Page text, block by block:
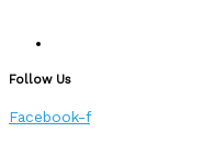
Follow Us
Facebook-f